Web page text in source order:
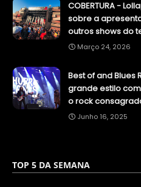
COBERTURA -
sobre a
outros shows do
Março 24, 2026
Best of and Blues
grande estilo
o rock
Junho 16, 2025
TOP 5 DA SEMANA